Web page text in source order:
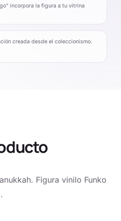
incorpora la figura a tu vitrina
creada desde el coleccionismo.
Figura vinilo Funko